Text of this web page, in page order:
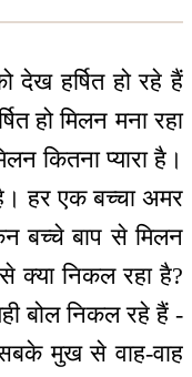
देख हर्षित हो रहे हैं
हो मिलन मना रहा
कितना प्यारा है।
हर एक बच्चा अमर
बच्चे बाप से मिलन
क्या निकल रहा है?
बोल निकल रहे हैं -
मुख से वाह-वाह